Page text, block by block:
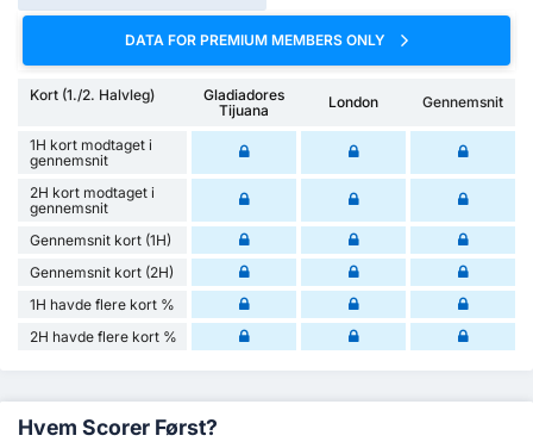
DATA FOR PREMIUM MEMBERS ONLY
Kort (1./2. Halvleg)
Gladiadores
Tijuana
London Gennemsnit
1H kort modtaget i
gennemsnit
2H kort modtaget i
gennemsnit
Gennemsnit kort (1H)
Gennemsnit kort (2H)
1H havde flere kort %
2H havde flere kort %
Hvem Scorer Først?